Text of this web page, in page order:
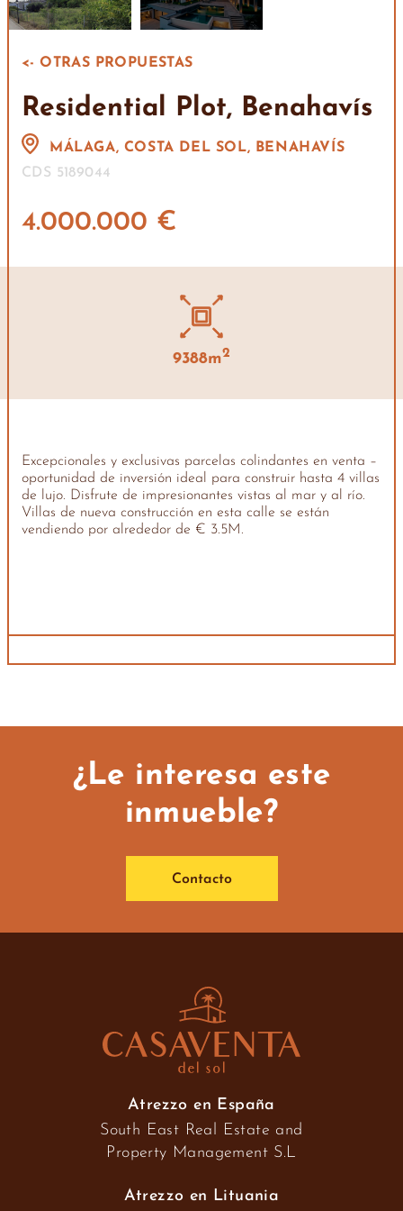
<- OTRAS PROPUESTAS
Residential Plot, Benahavís
MÁLAGA, COSTA DEL SOL, BENAHAVÍS
CDS 5189044
4.000.000 €
9388m2
Excepcionales y exclusivas parcelas colindantes en venta –
oportunidad de inversión ideal para construir hasta 4 villas
de lujo. Disfrute de impresionantes vistas al mar y al río.
Villas de nueva construcción en esta calle se están
vendiendo por alrededor de € 3.5M.
¿Le interesa este
inmueble?
Contacto
Atrezzo en España
South East Real Estate and
Property Management S.L
Atrezzo en Lituania